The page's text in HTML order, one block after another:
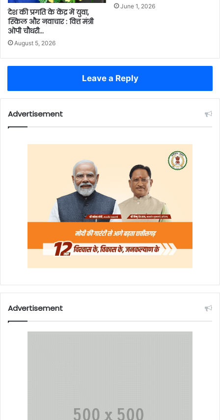
देश की प्रगति के केंद्र में युवा,
स्किल और नवाचार : वित्त मंत्री
ओपी चौधरी…
August 5, 2026
June 1, 2026
Leave a Reply
Advertisement
Advertisement